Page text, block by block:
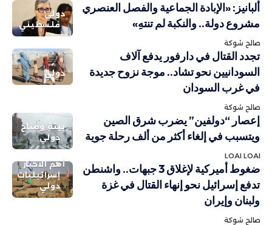
دولي
فلسطيني
ألبانيز: «الإبادة الجماعية والفصل العنصري
مشروع دولة.. والنكبة لم تنتهِ»
صالح شوكة
دولي
تجدد القتال في دارفور يدفع آلاف
السودانيين نحو تشاد.. موجة نزوح جديدة
في غرب السودان
صالح شوكة
بيئة ومناخ
دولي
إعصار “دولفين” يضرب شرق الصين
ويتسبب في إلغاء أكثر من ألف رحلة جوية
LOAI LOAI
أهم الاخبار
إسرائيليات
دولي
ضغوط أميركية لإغلاق 3 جبهات.. واشنطن
تدفع إسرائيل نحو إنهاء القتال في غزة
ولبنان وإيران
صالح شوكة